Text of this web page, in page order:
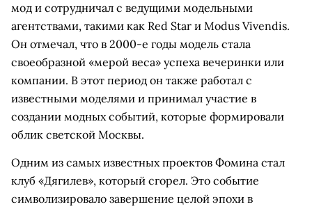
мод и сотрудничал с ведущими модельными
агентствами, такими как Red Star и Modus Vivendis.
Он отмечал, что в 2000-е годы модель стала
своеобразной «мерой веса» успеха вечеринки или
компании. В этот период он также работал с
известными моделями и принимал участие в
создании модных событий, которые формировали
облик светской Москвы.
Одним из самых известных проектов Фомина стал
клуб «Дягилев», который сгорел. Это событие
символизировало завершение целой эпохи в